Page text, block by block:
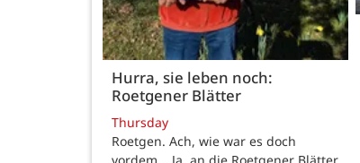
Hurra, sie leben noch:
Roetgener Blätter
Thursday
Roetgen. Ach, wie war es doch